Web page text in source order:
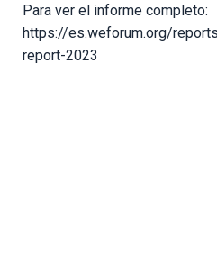
Para ver el informe completo:
https://es.weforum.org/
report-2023